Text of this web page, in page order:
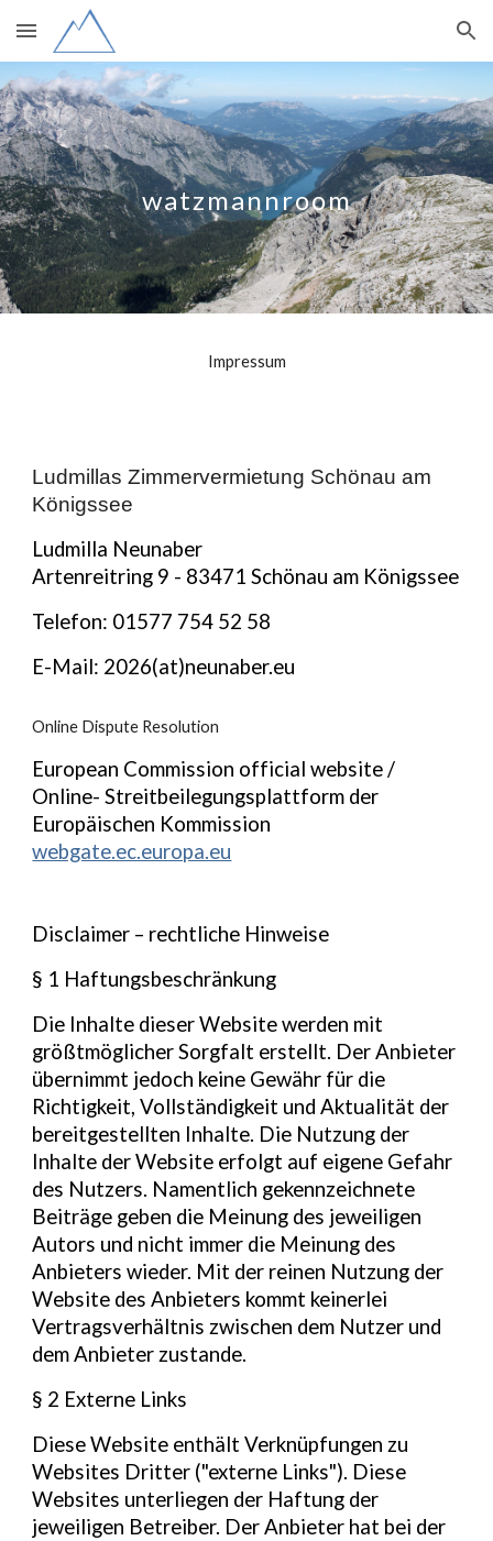
Skip to main content Skip to navigation
watzmannroom
Impressum
Ludmillas Zimmervermietung Schönau am
Königssee
Ludmilla Neunaber
Artenreitring 9 - 83471 Schönau am Königssee
Telefon: 01577 754 52 58
E-Mail: 2026(at)neunaber.eu
Online Dispute Resolution
European Commission official website /
Online- Streitbeilegungsplattform der
Europäischen Kommission
webgate.ec.europa.eu
Disclaimer – rechtliche Hinweise
§ 1 Haftungsbeschränkung
Die Inhalte dieser Website werden mit
größtmöglicher Sorgfalt erstellt. Der Anbieter
übernimmt jedoch keine Gewähr für die
Richtigkeit, Vollständigkeit und Aktualität der
bereitgestellten Inhalte. Die Nutzung der
Inhalte der Website erfolgt auf eigene Gefahr
des Nutzers. Namentlich gekennzeichnete
Beiträge geben die Meinung des jeweiligen
Autors und nicht immer die Meinung des
Anbieters wieder. Mit der reinen Nutzung der
Website des Anbieters kommt keinerlei
Vertragsverhältnis zwischen dem Nutzer und
dem Anbieter zustande.
§ 2 Externe Links
Diese Website enthält Verknüpfungen zu
Websites Dritter ("externe Links"). Diese
Websites unterliegen der Haftung der
jeweiligen Betreiber. Der Anbieter hat bei der